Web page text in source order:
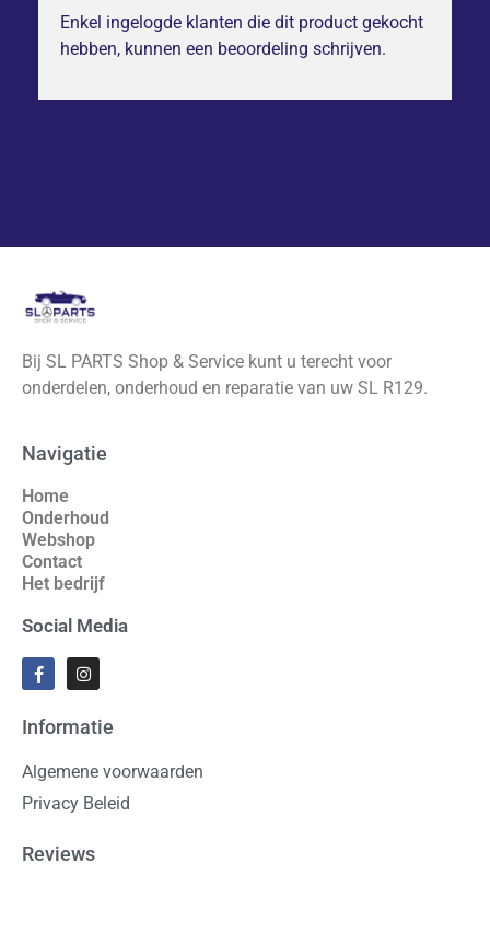
Enkel ingelogde klanten die dit product gekocht
hebben, kunnen een beoordeling schrijven.
Bij SL PARTS Shop & Service kunt u terecht voor
onderdelen, onderhoud en reparatie van uw SL R129.
Navigatie
Home
Onderhoud
Webshop
Contact
Het bedrijf
Social Media
Informatie
Algemene voorwaarden
Privacy Beleid
Reviews